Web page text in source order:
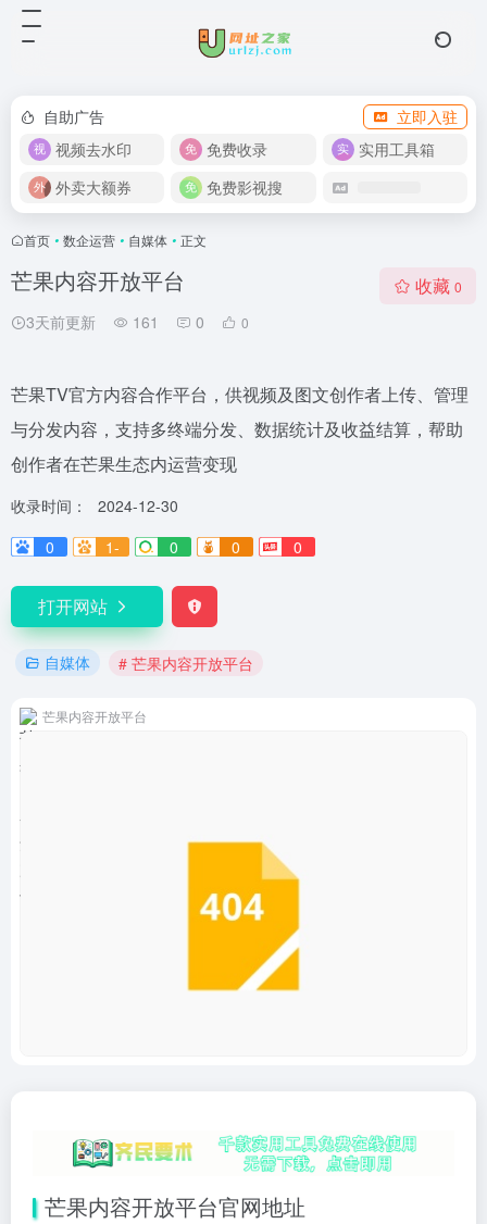
自助广告
立即入驻
视频去水印
免费收录
实用工具箱
外卖大额券
免费影视搜
首页 • 数企运营 • 自媒体 • 正文
芒果内容开放平台
3天前更新 161 0 0
收藏 0
芒果TV官方内容合作平台，供视频及图文创作者上传、管理
与分发内容，支持多终端分发、数据统计及收益结算，帮助
创作者在芒果生态内运营变现
收录时间：
2024-12-30
0
1- 0 0 0
打开网站
自媒体 # 芒果内容开放平台
芒果内容开放平台
芒果内容开放平台官网地址